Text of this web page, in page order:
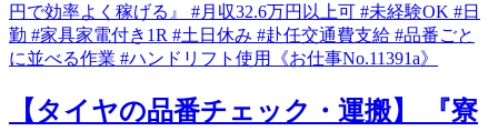
【タイヤの品番チェック・運搬】 『寮